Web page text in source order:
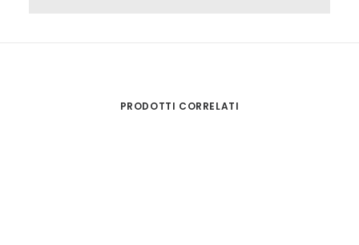
PRODOTTI CORRELATI